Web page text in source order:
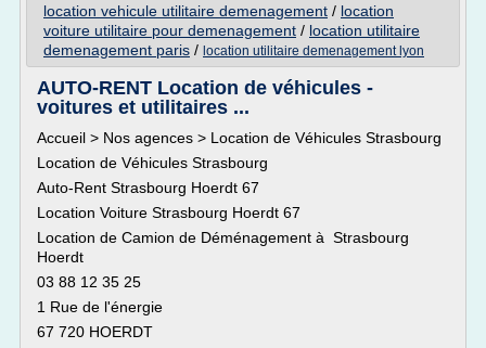
location vehicule utilitaire demenagement / location
voiture utilitaire pour demenagement / location utilitaire
demenagement paris / location utilitaire demenagement lyon
AUTO-RENT Location de véhicules -
voitures et utilitaires ...
Accueil > Nos agences > Location de Véhicules Strasbourg
Location de Véhicules Strasbourg
Auto-Rent Strasbourg Hoerdt 67
Location Voiture Strasbourg Hoerdt 67
Location de Camion de Déménagement à Strasbourg
Hoerdt
03 88 12 35 25
1 Rue de l'énergie
67 720 HOERDT